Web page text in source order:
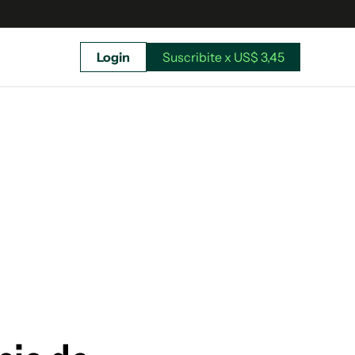
Login Suscribite x US$ 3,45